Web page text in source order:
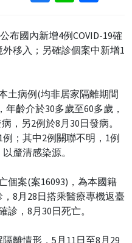
布國內新增4例COVID-19確
移入；另確診個案中新增1
土病例(均非居家隔離期間
齡介於30多歲至60多歲，
，另2例於8月30日發病。
；其中2例關聯不明，1例
釐清感染源。
個案(案16093)，為本國籍
8月28日搭乘醫療專機返臺
，8月30日死亡。
離情形，5月11日至8月29